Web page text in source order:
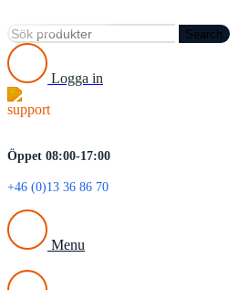
Search
Logga in
Öppet 08:00-17:00
+46 (0)13 36 86 70
Menu